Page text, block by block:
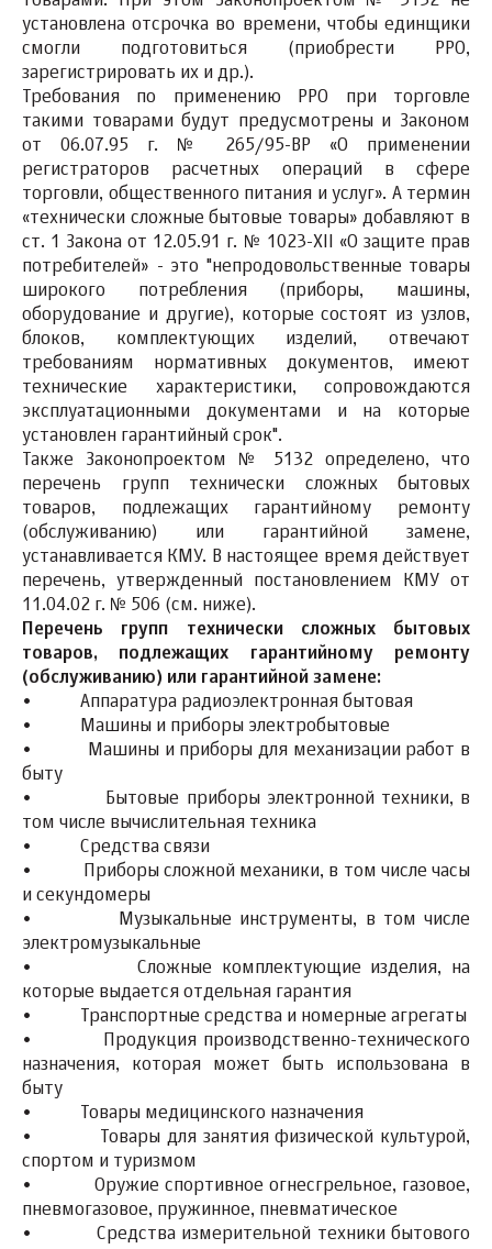
установлена отсрочка во времени, чтобы единщики
смогли подготовиться (приобрести РРО,
зарегистрировать их и др.).
Требования по применению РРО при торговле
такими товарами будут предусмотрены и Законом
от 06.07.95 г. № 265/95-ВР «О применении
регистраторов расчетных операций в сфере
торговли, общественного питания и услуг». А термин
«технически сложные бытовые товары» добавляют в
ст. 1 Закона от 12.05.91 г. № 1023-ХII «О защите прав
потребителей» - это "непродовольственные товары
широкого потребления (приборы, машины,
оборудование и другие), которые состоят из узлов,
блоков, комплектующих изделий, отвечают
требованиям нормативных документов, имеют
технические характеристики, сопровождаются
эксплуатационными документами и на которые
установлен гарантийный срок".
Также Законопроектом № 5132 определено, что
перечень групп технически сложных бытовых
товаров, подлежащих гарантийному ремонту
(обслуживанию) или гарантийной замене,
устанавливается КМУ. В настоящее время действует
перечень, утвержденный постановлением КМУ от
11.04.02 г. № 506 (см. ниже).
Перечень групп технически сложных бытовых
товаров, подлежащих гарантийному ремонту
(обслуживанию) или гарантийной замене:
• Аппаратура радиоэлектронная бытовая
• Машины и приборы электробытовые
• Машины и приборы для механизации работ в
быту
• Бытовые приборы электронной техники, в
том числе вычислительная техника
• Средства связи
• Приборы сложной механики, в том числе часы
и секундомеры
• Музыкальные инструменты, в том числе
электромузыкальные
• Сложные комплектующие изделия, на
которые выдается отдельная гарантия
• Транспортные средства и номерные агрегаты
• Продукция производственно-технического
назначения, которая может быть использована в
быту
• Товары медицинского назначения
• Товары для занятия физической культурой,
спортом и туризмом
• Оружие спортивное огнесгрельное, газовое,
пневмогазовое, пружинное, пневматическое
• Средства измерительной техники бытового